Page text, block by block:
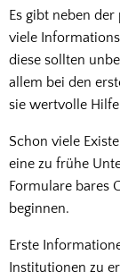
Es gibt neben
viele
diese sollten
allem bei den
sie wertvolle
Schon viele
eine zu frühe
Formulare bares
beginnen.
Erste
Institutionen zu